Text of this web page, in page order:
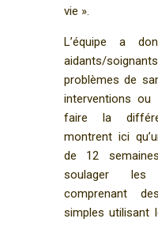
vie ».
L’équipe a
aidants/
problèmes de
interventions
faire la
montrent ici
de 12
soulager les
comprenant
simples utilisant